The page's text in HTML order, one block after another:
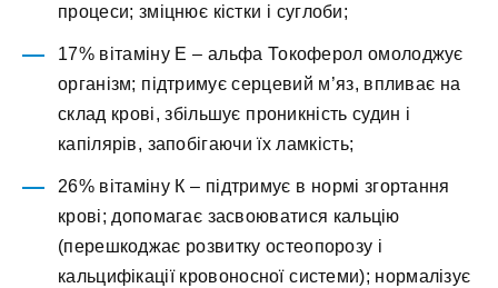
процеси; зміцнює кістки і суглоби;
17% вітаміну Е – альфа Токоферол омолоджує
організм; підтримує серцевий м’яз, впливає на
склад крові, збільшує проникність судин і
капілярів, запобігаючи їх ламкість;
26% вітаміну К – підтримує в нормі згортання
крові; допомагає засвоюватися кальцію
(перешкоджає розвитку остеопорозу і
кальцифікації кровоносної системи); нормалізує